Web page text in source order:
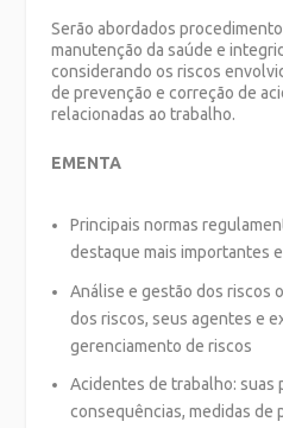
Serão abordados
manutenção da saúde e
considerando os riscos
de prevenção e correção de
relacionadas ao trabalho.
EMENTA
Principais normas
destaque mais importantes
Análise e gestão dos riscos
dos riscos, seus agentes e
gerenciamento de riscos
Acidentes de trabalho: suas
consequências, medidas de